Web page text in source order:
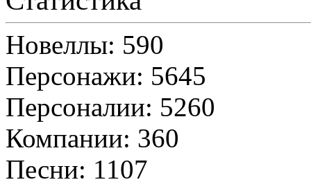
Новеллы: 590
Персонажи: 5645
Персоналии: 5260
Компании: 360
Песни: 1107